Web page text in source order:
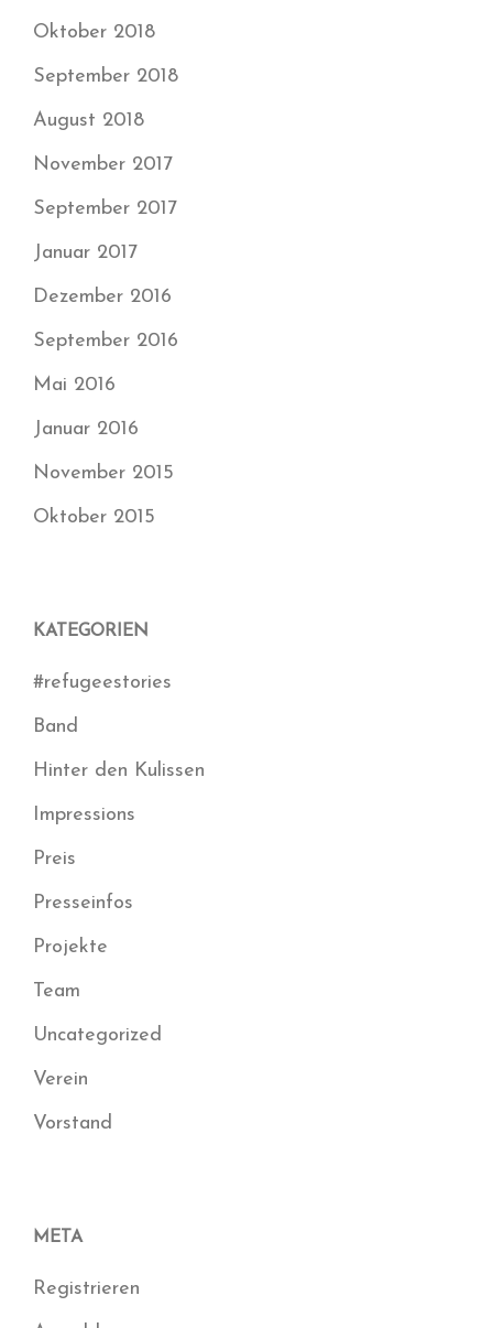
Oktober 2018
September 2018
August 2018
November 2017
September 2017
Januar 2017
Dezember 2016
September 2016
Mai 2016
Januar 2016
November 2015
Oktober 2015
KATEGORIEN
#refugeestories
Band
Hinter den Kulissen
Impressions
Preis
Presseinfos
Projekte
Team
Uncategorized
Verein
Vorstand
META
Registrieren